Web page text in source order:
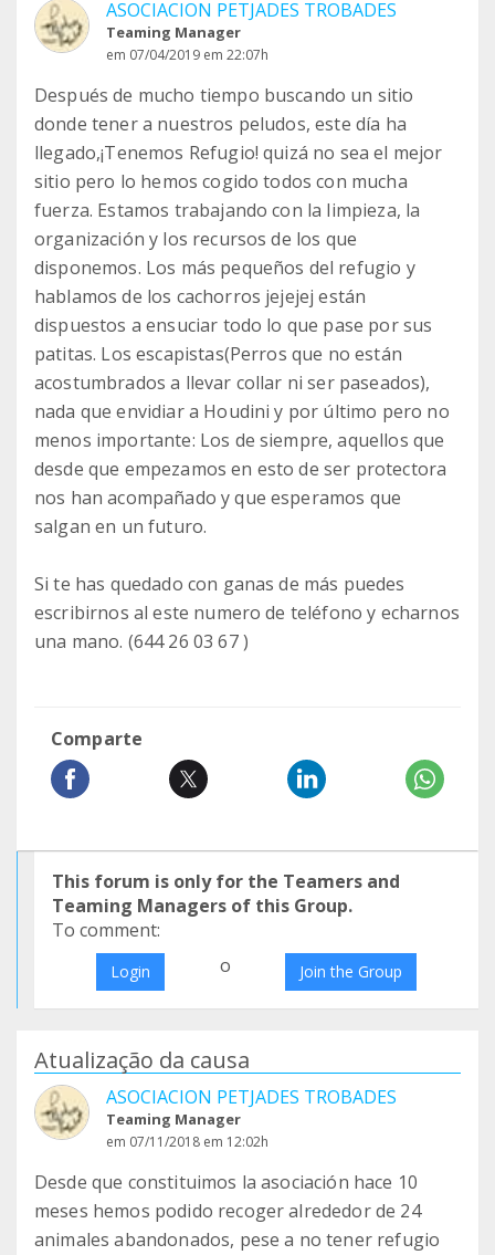
ASOCIACION PETJADES TROBADES
Teaming Manager
em 07/04/2019 em 22:07h
Después de mucho tiempo buscando un sitio
donde tener a nuestros peludos, este día ha
llegado,¡Tenemos Refugio! quizá no sea el mejor
sitio pero lo hemos cogido todos con mucha
fuerza. Estamos trabajando con la limpieza, la
organización y los recursos de los que
disponemos. Los más pequeños del refugio y
hablamos de los cachorros jejejej están
dispuestos a ensuciar todo lo que pase por sus
patitas. Los escapistas(Perros que no están
acostumbrados a llevar collar ni ser paseados),
nada que envidiar a Houdini y por último pero no
menos importante: Los de siempre, aquellos que
desde que empezamos en esto de ser protectora
nos han acompañado y que esperamos que
salgan en un futuro.
Si te has quedado con ganas de más puedes
escribirnos al este numero de teléfono y echarnos
una mano. (644 26 03 67 )
Comparte
This forum is only for the Teamers and
Teaming Managers of this Group.
To comment:
Login o Join the Group
Atualização da causa
ASOCIACION PETJADES TROBADES
Teaming Manager
em 07/11/2018 em 12:02h
Desde que constituimos la asociación hace 10
meses hemos podido recoger alrededor de 24
animales abandonados, pese a no tener refugio